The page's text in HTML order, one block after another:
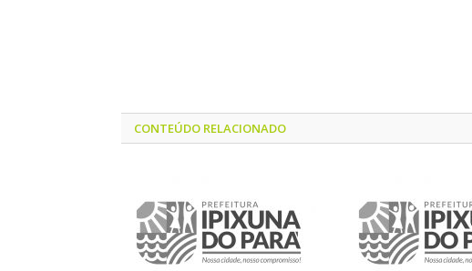
CONTEÚDO RELACIONADO